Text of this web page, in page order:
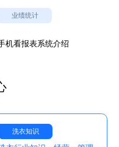
业绩统计
机看报表系统介绍
洗衣知识